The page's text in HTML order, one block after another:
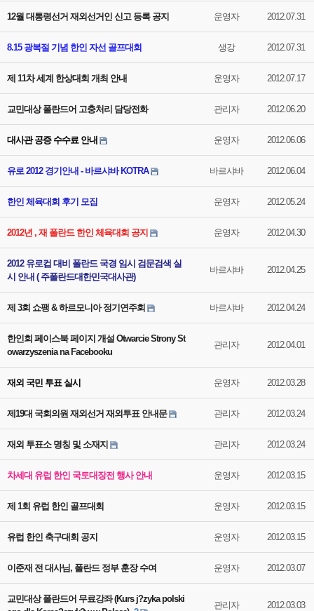
12월 대통령선거 재외선거인 신고 등록 공지 운영자 2012.07.31
8.15 광복절 기념 한인 자선 골프대회 생강 2012.07.31
제 11차 세계 한상대회 개최 안내 운영자 2012.07.17
교민대상 폴란드어 고충처리 담당전화 관리자 2012.06.20
대사관 공증 수수료 안내 운영자 2012.06.06
유로 2012 경기안내 - 바르샤바 KOTRA 바르샤바 2012.06.04
한인 체육대회 후기 모집 운영자 2012.05.24
2012년 , 재 폴란드 한인 체육대회 공지 운영자 2012.04.30
2012 유로컵 대비 폴란드 국경 임시 검문검색 실
시 안내 ( 주폴란드대한민국대사관)
바르샤바 2012.04.25
제 3회 쇼팽 & 하르모니아 정기연주회 바르샤바 2012.04.24
한인회 페이스북 페이지 개설 Otwarcie Strony St
owarzyszenia na Facebooku
관리자 2012.04.01
재외 국민 투표 실시 운영자 2012.03.28
제19대 국회의원 재외선거 재외투표 안내문 관리자 2012.03.24
재외 투표소 명칭 및 소재지 관리자 2012.03.24
차세대 유럽 한인 국토대장전 행사 안내 운영자 2012.03.15
제 1회 유럽 한인 골프대회 운영자 2012.03.15
유럽 한인 축구대회 공지 운영자 2012.03.15
이준재 전 대사님, 폴란드 정부 훈장 수여 운영자 2012.03.07
교민대상 폴란드어 무료강좌 (Kurs j?zyka polski
관리자 2012.03.03